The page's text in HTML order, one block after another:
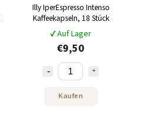
Illy IperEspresso Intenso
Kaffeekapseln, 18 Stück
✔ Auf Lager
€9,50
Kaufen